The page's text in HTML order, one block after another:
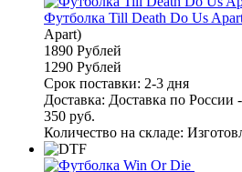
Футболка Till Death Do Us
Apart)
1890 Рублей
1290 Рублей
Срок поставки: 2-3 дня
Доставка: Доставка по России
350 руб.
Количество на складе: